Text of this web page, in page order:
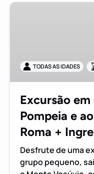
Excursão
Pompeia
e
Vesúvio
saindo
Roma
Ingressos
TODAS AS IDADES
Excursão
Pompeia e
Roma +
Desfrute de uma
grupo pequeno,